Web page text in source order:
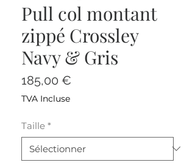
Pull col montant
zippé Crossley
Navy & Gris
185,00 €
TVA Incluse
Taille *